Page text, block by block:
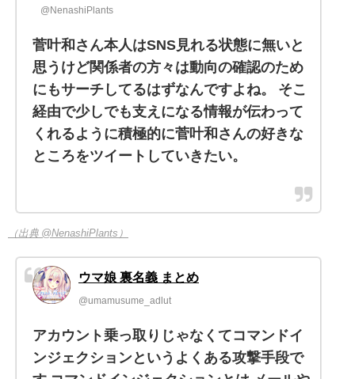
@NenashiPlants
菅叶和さん本人はSNS見れる状態に無いと
思うけど関係者の方々は動向の確認のため
にもサーチしてるはずなんですよね。 そこ
経由で少しでも支えになる情報が伝わって
くれるように積極的に菅叶和さんの好きな
ところをツイートしていきたい。
（出典 @NenashiPlants）
ウマ娘 裏名義 まとめ
@umamusume_adlut
アカウント乗っ取りじゃなくてコマンドイ
ンジェクションというよくある攻撃手段で